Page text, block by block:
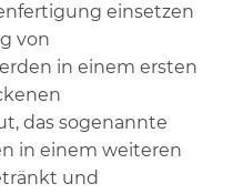
einsetzen
von
in einem ersten
das sogenannte
in einem weiteren
und